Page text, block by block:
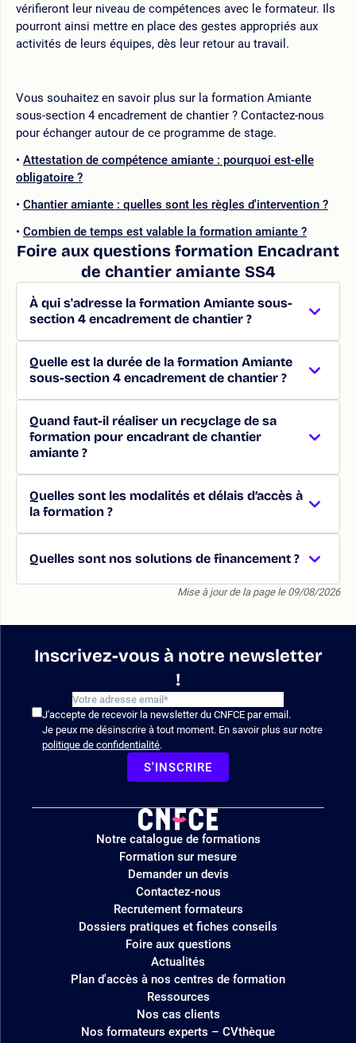
vérifieront leur niveau de compétences avec le formateur. Ils
pourront ainsi mettre en place des gestes appropriés aux
activités de leurs équipes, dès leur retour au travail.
Vous souhaitez en savoir plus sur la formation Amiante
sous-section 4 encadrement de chantier ? Contactez-nous
pour échanger autour de ce programme de stage.
Attestation de compétence amiante : pourquoi est-elle
obligatoire ?
Chantier amiante : quelles sont les règles d'intervention ?
Combien de temps est valable la formation amiante ?
Foire aux questions formation Encadrant
de chantier amiante SS4
À qui s'adresse la formation Amiante sous-
section 4 encadrement de chantier ?
Quelle est la durée de la formation Amiante
sous-section 4 encadrement de chantier ?
Quand faut-il réaliser un recyclage de sa
formation pour encadrant de chantier
amiante ?
Quelles sont les modalités et délais d’accès à
la formation ?
Quelles sont nos solutions de financement ?
Mise à jour de la page le 09/08/2026
Inscrivez-vous à notre newsletter
!
J'accepte de recevoir la newsletter du CNFCE par email.
Je peux me désinscrire à tout moment. En savoir plus sur notre
politique de confidentialité.
S'INSCRIRE
Logo
site
Notre catalogue de formations
Formation sur mesure
Demander un devis
Contactez-nous
Recrutement formateurs
Dossiers pratiques et fiches conseils
Foire aux questions
Actualités
Plan d'accès à nos centres de formation
Ressources
Nos cas clients
Nos formateurs experts – CVthèque